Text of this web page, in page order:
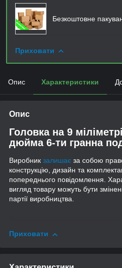
Безкоштовне
Приховати
Опис Характеристики
Опис
Головка на 9
дюйма 6-ти гранна
Виробник залишає за собою
конструкцію, дизайн та
попереднього повідомлення.
вигляд товару можуть бути
партії виробництва.
Приховати